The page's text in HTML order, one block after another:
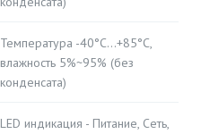
Температура -40°C...+85°C,
влажность 5%~95% (без
конденсата)
LED индикация - Питание, Сеть,